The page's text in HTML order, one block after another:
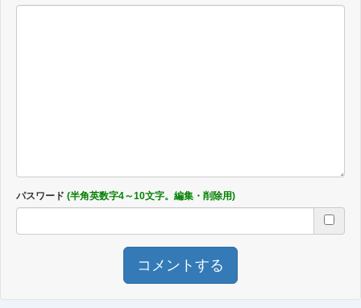
パスワード (半角英数字4～10文字。編集・削除用)
コメントする